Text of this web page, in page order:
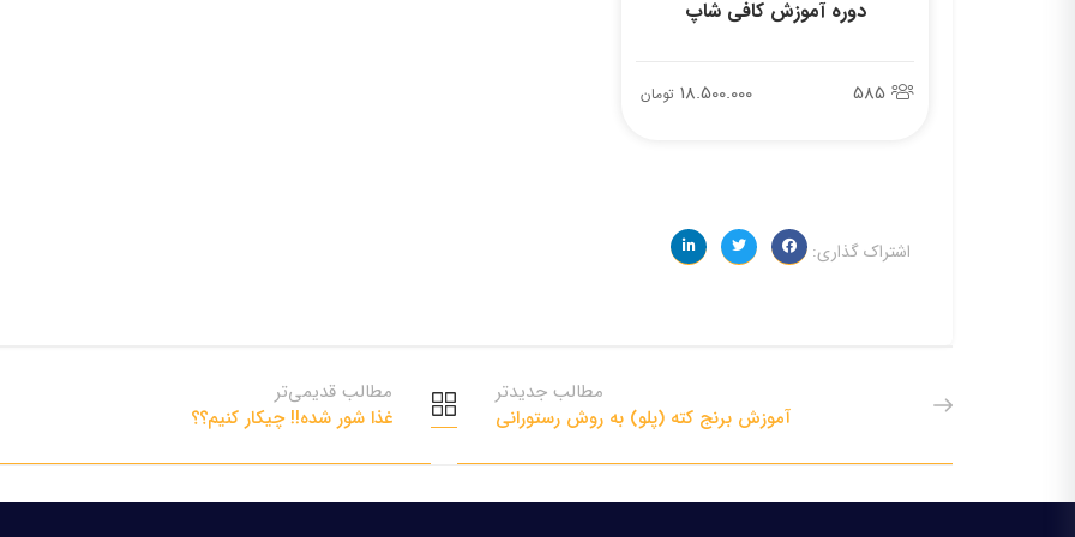
دوره آموزش کافی شاپ
585
18.500.000 تومان
اشتراک گذاری:
مطالب جدیدتر
آموزش برنج کته (پلو) به روش رستورانی
مطالب قدیمی‌تر
غذا شور شده!! چیکار کنیم؟؟